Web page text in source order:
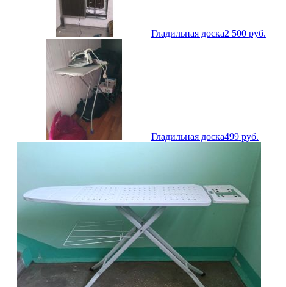
Гладильная доска2 500 руб.
Гладильная доска499 руб.